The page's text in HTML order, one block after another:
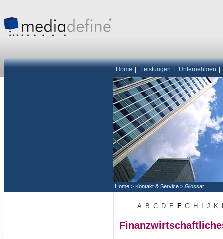
Home Leistungen Unternehmen
Home > Kontakt & Service > Glossar
A B C D E F G H J K